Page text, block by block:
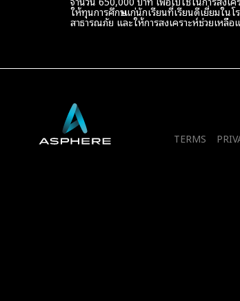
ให้ทุนการศึกษาแก่นักเรียนที่เรียนดีเยี่ยมใน
สาธารณภัย และให้การสงเคราะห์ช่วยเหลื
TERMS